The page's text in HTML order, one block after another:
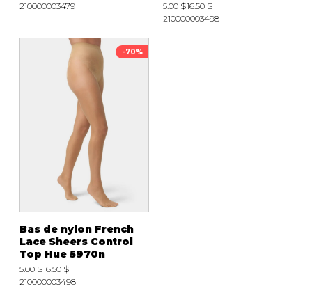
210000003479
5.00 $16.50 $
210000003498
-70%
Bas de nylon French
Lace Sheers Control
Top Hue 5970n
5.00 $16.50 $
210000003498